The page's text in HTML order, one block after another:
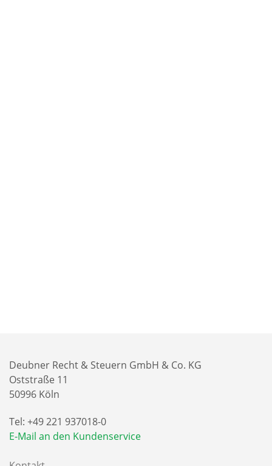
Deubner Recht & Steuern GmbH & Co. KG
Oststraße 11
50996 Köln
Tel: +49 221 937018-0
E-Mail an den Kundenservice